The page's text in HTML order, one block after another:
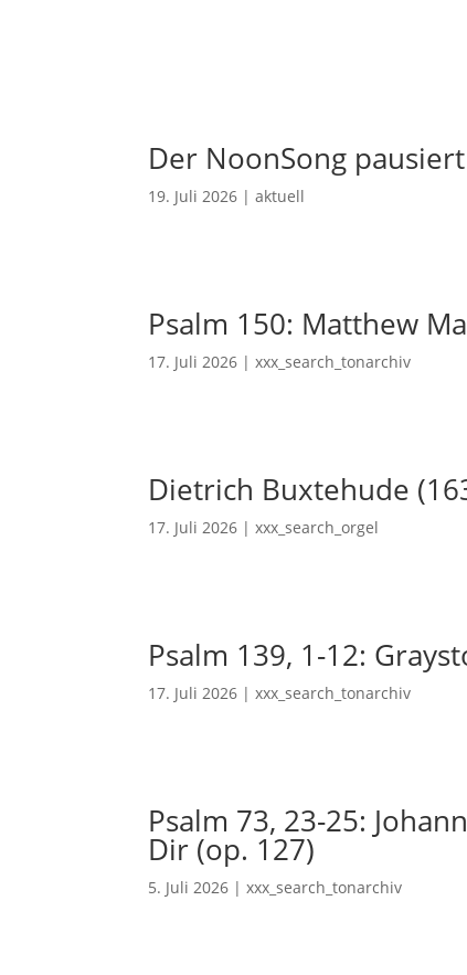
Der NoonSong
19. Juli 2026 |aktuell
Psalm 150: Matthew
17. Juli 2026 |xxx_search_tonarchiv
Dietrich Buxtehude
17. Juli 2026 |xxx_search_orgel
Psalm 139, 1-12:
17. Juli 2026 |xxx_search_tonarchiv
Psalm 73, 23-25:
Dir (op. 127)
5. Juli 2026 |xxx_search_tonarchiv